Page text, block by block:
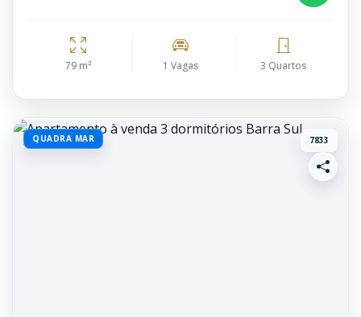
79 m² 1 Vagas 3 Quartos
QUADRA MAR 7833